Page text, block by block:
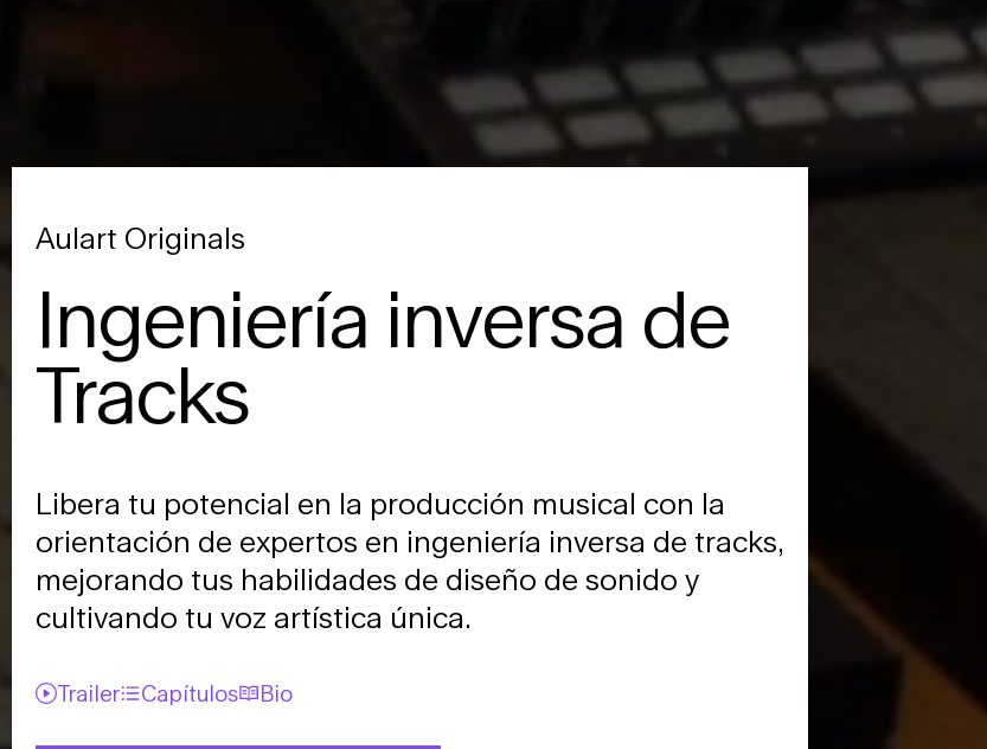
Aulart Originals
Ingeniería inversa de
Tracks
Libera tu potencial en la producción musical con la
orientación de expertos en ingeniería inversa de tracks,
mejorando tus habilidades de diseño de sonido y
cultivando tu voz artística única.
Trailer Capítulos Bio